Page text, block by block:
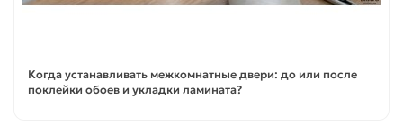
Когда устанавливать межкомнатные двери: до или после
поклейки обоев и укладки ламината?